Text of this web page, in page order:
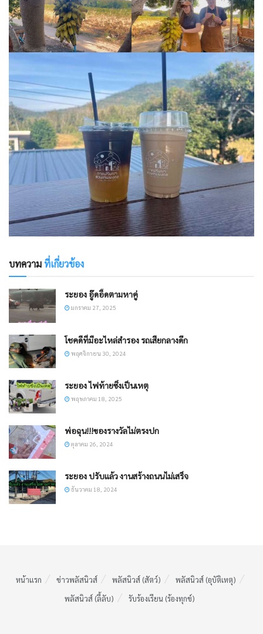
บทความที่เกี่ยวข้อง
ระยอง อู๊ดอี๊ดตามหาคู่
มกราคม 27, 2025
โชคดีที่มีอะไหล่สำรอง รถเสียกลางดึก
พฤศจิกายน 30, 2024
ระยอง ไฟท้ายซิ่งเป็นเหตุ
พฤษภาคม 18, 2025
พ่อฉุน!!!ของรางวัลไม่ตรงปก
ตุลาคม 26, 2024
ระยอง ปรับแล้ว งานสร้างถนนไม่เสร็จ
ธันวาคม 18, 2024
หน้าแรก ข่าวพลัสนิวส์ พลัสนิวส์ (สัตว์)
พลัสนิวส์ (อุบัติเหตุ)
พลัสนิวส์ (ลี้ลับ)
รับร้องเรียน (ร้องทุกข์)